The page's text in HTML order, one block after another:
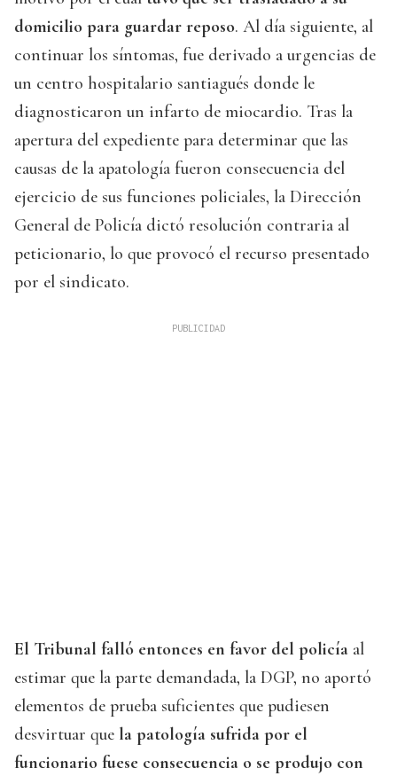
domicilio para guardar reposo. Al día siguiente, al
continuar los síntomas, fue derivado a urgencias de
un centro hospitalario santiagués donde le
diagnosticaron un infarto de miocardio. Tras la
apertura del expediente para determinar que las
causas de la apatología fueron consecuencia del
ejercicio de sus funciones policiales, la Dirección
General de Policía dictó resolución contraria al
peticionario, lo que provocó el recurso presentado
por el sindicato.
El Tribunal falló entonces en favor del policía al
estimar que la parte demandada, la DGP, no aportó
elementos de prueba suficientes que pudiesen
desvirtuar que la patología sufrida por el
funcionario fuese consecuencia o se produjo con